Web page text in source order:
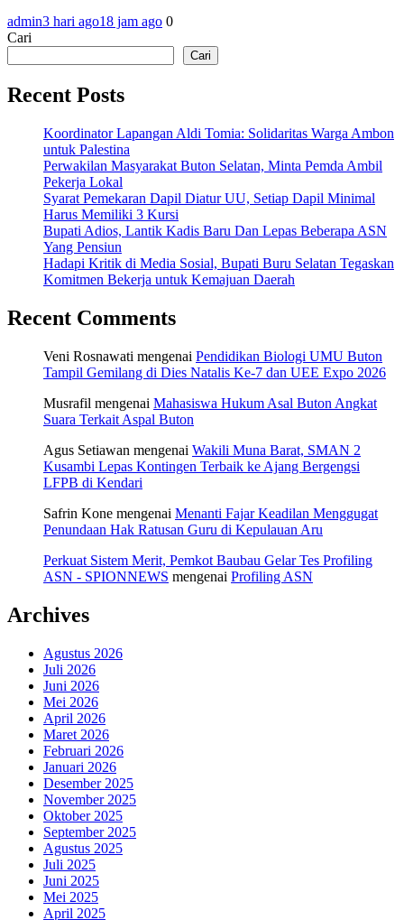
admin3 hari ago18 jam ago 0
Cari
Cari
Recent Posts
Koordinator Lapangan Aldi Tomia: Solidaritas Warga Ambon
untuk Palestina
Perwakilan Masyarakat Buton Selatan, Minta Pemda Ambil
Pekerja Lokal
Syarat Pemekaran Dapil Diatur UU, Setiap Dapil Minimal
Harus Memiliki 3 Kursi
Bupati Adios, Lantik Kadis Baru Dan Lepas Beberapa ASN
Yang Pensiun
Hadapi Kritik di Media Sosial, Bupati Buru Selatan Tegaskan
Komitmen Bekerja untuk Kemajuan Daerah
Recent Comments
Veni Rosnawati mengenai Pendidikan Biologi UMU Buton
Tampil Gemilang di Dies Natalis Ke-7 dan UEE Expo 2026
Musrafil mengenai Mahasiswa Hukum Asal Buton Angkat
Suara Terkait Aspal Buton
Agus Setiawan mengenai Wakili Muna Barat, SMAN 2
Kusambi Lepas Kontingen Terbaik ke Ajang Bergengsi
LFPB di Kendari
Safrin Kone mengenai Menanti Fajar Keadilan Menggugat
Penundaan Hak Ratusan Guru di Kepulauan Aru
Perkuat Sistem Merit, Pemkot Baubau Gelar Tes Profiling
ASN - SPIONNEWS mengenai Profiling ASN
Archives
Agustus 2026
Juli 2026
Juni 2026
Mei 2026
April 2026
Maret 2026
Februari 2026
Januari 2026
Desember 2025
November 2025
Oktober 2025
September 2025
Agustus 2025
Juli 2025
Juni 2025
Mei 2025
April 2025